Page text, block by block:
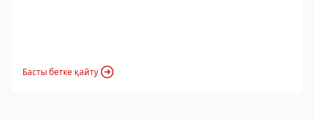
Басты бетке қайту